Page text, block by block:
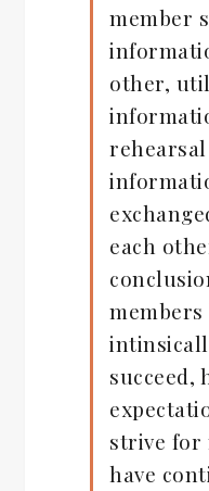
member
other,
each
members
succeed,
strive for
have